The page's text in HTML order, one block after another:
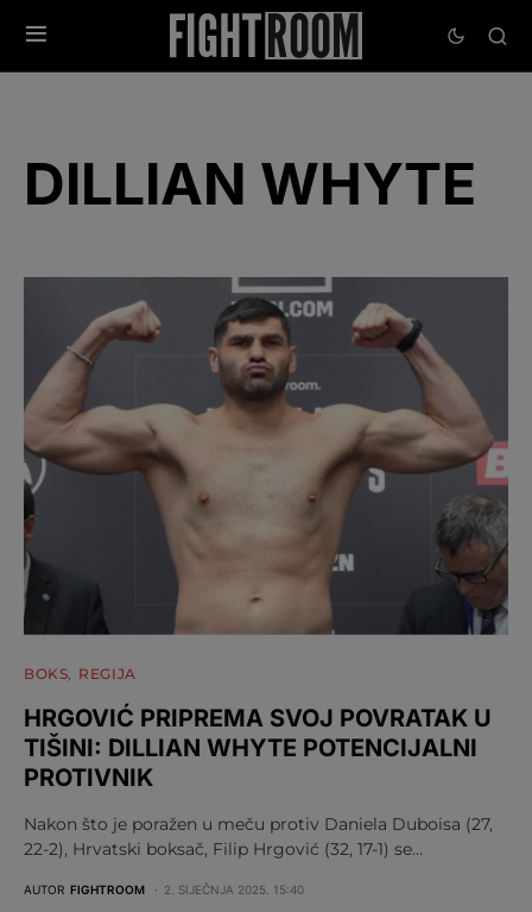
DILLIAN WHYTE
BOKS REGIJA
HRGOVIĆ PRIPREMA SVOJ POVRATAK U
TIŠINI: DILLIAN WHYTE POTENCIJALNI
PROTIVNIK
Nakon što je poražen u meču protiv Daniela Duboisa (27,
22-2), Hrvatski boksač, Filip Hrgović (32, 17-1) se…
AUTOR FIGHTROOM 2. SIJEČNJA 2025. 15:40